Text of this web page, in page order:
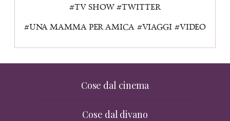
TV SHOW
TWITTER
UNA MAMMA PER AMICA
VIAGGI VIDEO
Cose dal cinema
Cose dal divano